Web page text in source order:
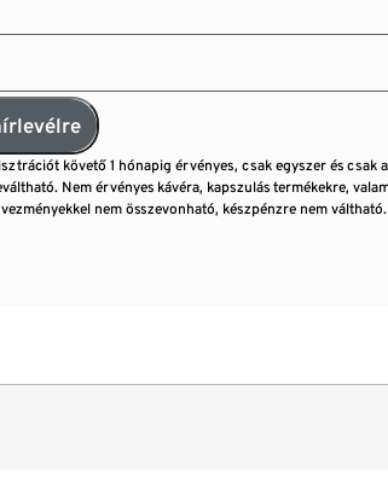
követő 1 hónapig érvényes, csak egyszer és csak a
Nem érvényes kávéra, kapszulás termékekre,
nem összevonható, készpénzre nem váltható.